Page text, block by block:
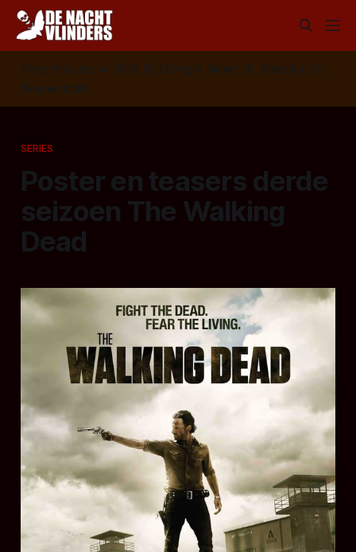
Volg ons op: 📣 RSS 📰 Google News 🦋 Bluesky
✉️
Nieuwsbrief
SERIES
Poster en teasers derde
seizoen The Walking
Dead